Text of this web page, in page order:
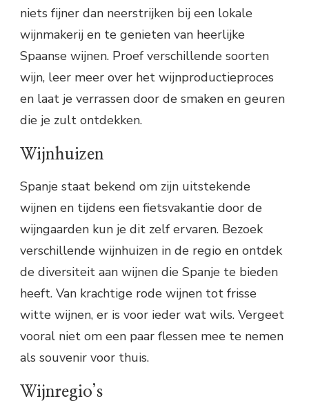
niets fijner dan neerstrijken bij een lokale
wijnmakerij en te genieten van heerlijke
Spaanse wijnen. Proef verschillende soorten
wijn, leer meer over het wijnproductieproces
en laat je verrassen door de smaken en geuren
die je zult ontdekken.
Wijnhuizen
Spanje staat bekend om zijn uitstekende
wijnen en tijdens een fietsvakantie door de
wijngaarden kun je dit zelf ervaren. Bezoek
verschillende wijnhuizen in de regio en ontdek
de diversiteit aan wijnen die Spanje te bieden
heeft. Van krachtige rode wijnen tot frisse
witte wijnen, er is voor ieder wat wils. Vergeet
vooral niet om een paar flessen mee te nemen
als souvenir voor thuis.
Wijnregio’s